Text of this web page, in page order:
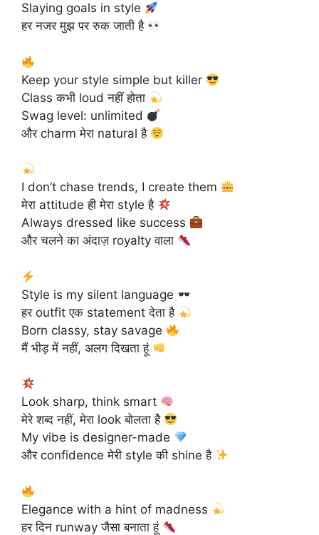
Slaying goals in style
हर नजर मुझ पर रुक जाती है
Keep your style simple but killer
Class कभी loud नहीं होता
Swag level: unlimited
और charm मेरा natural है
I don’t chase trends, I create them
मेरा attitude ही मेरा style है
Always dressed like success
और चलने का अंदाज़ royalty वाला
Style is my silent language
हर outfit एक statement देता है
Born classy, stay savage
मैं भीड़ में नहीं, अलग दिखता हूं
Look sharp, think smart
मेरे शब्द नहीं, मेरा look बोलता है
My vibe is designer-made
और confidence मेरी style की shine है
Elegance with a hint of madness
हर दिन runway जैसा बनाता हूं